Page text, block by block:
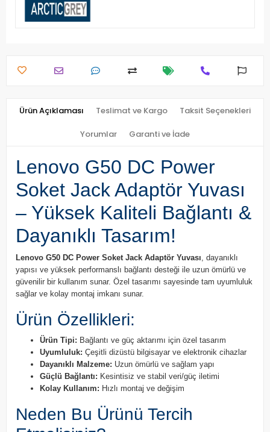
Ürün Açıklaması Teslimat ve Kargo Taksit Seçenekleri
Yorumlar Garanti ve İade
Lenovo G50 DC Power
Soket Jack Adaptör Yuvası
– Yüksek Kaliteli Bağlantı &
Dayanıklı Tasarım!
Lenovo G50 DC Power Soket Jack Adaptör Yuvası, dayanıklı
yapısı ve yüksek performanslı bağlantı desteği ile uzun ömürlü ve
güvenilir bir kullanım sunar. Özel tasarımı sayesinde tam uyumluluk
sağlar ve kolay montaj imkanı sunar.
Ürün Özellikleri:
Ürün Tipi: Bağlantı ve güç aktarımı için özel tasarım
Uyumluluk: Çeşitli dizüstü bilgisayar ve elektronik cihazlar
Dayanıklı Malzeme: Uzun ömürlü ve sağlam yapı
Güçlü Bağlantı: Kesintisiz ve stabil veri/güç iletimi
Kolay Kullanım: Hızlı montaj ve değişim
Neden Bu Ürünü Tercih